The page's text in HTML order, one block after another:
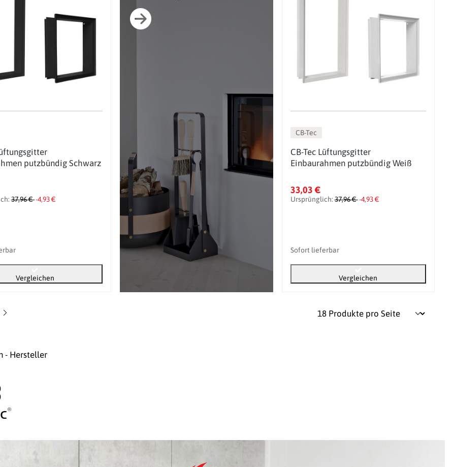
putzbündig Schwarz
37,96 €-4,93 €
Vergleichen
CB-Tec
CB-Tec Lüftungsgitter
Einbaurahmen putzbündig Weiß
33,03 €
Ursprünglich:37,96 €-4,93 €
Sofort lieferbar
Vergleichen
- Hersteller